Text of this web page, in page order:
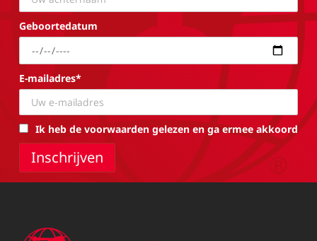
Geboortedatum
E-mailadres*
Ik heb de voorwaarden gelezen en ga ermee akkoord